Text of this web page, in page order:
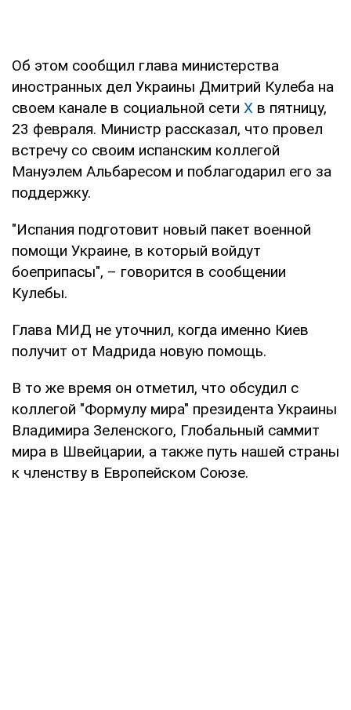
Об этом сообщил глава министерства
иностранных дел Украины Дмитрий Кулеба на
своем канале в социальной сети Х в пятницу,
23 февраля. Министр рассказал, что провел
встречу со своим испанским коллегой
Мануэлем Альбаресом и поблагодарил его за
поддержку.
"Испания подготовит новый пакет военной
помощи Украине, в который войдут
боеприпасы", – говорится в сообщении
Кулебы.
Глава МИД не уточнил, когда именно Киев
получит от Мадрида новую помощь.
В то же время он отметил, что обсудил с
коллегой "Формулу мира" президента Украины
Владимира Зеленского, Глобальный саммит
мира в Швейцарии, а также путь нашей страны
к членству в Европейском Союзе.